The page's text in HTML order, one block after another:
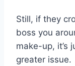
Still, if they
boss you
make-up, it’s
greater issue.